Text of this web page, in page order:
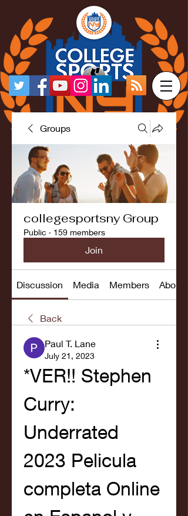
Groups
collegesportsny Group
Public · 159 members
Join
Discussion Media Members About
Back
Paul T. Lane
July 21, 2023
*VER!! Stephen
Curry:
Underrated
2023 Pelicula
completa Online